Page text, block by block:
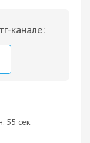
канале:
55 сек.